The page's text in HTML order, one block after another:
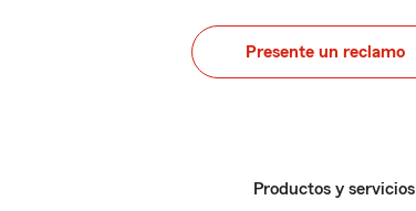
Presente un reclamo
Productos y servicios